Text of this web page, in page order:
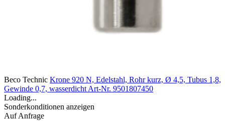
Beco Technic Krone 920 N, Edelstahl, Rohr kurz, Ø 4,5, Tubus 1,8,
Gewinde 0,7, wasserdicht Art-Nr. 9501807450
Loading...
Sonderkonditionen anzeigen
Auf Anfrage